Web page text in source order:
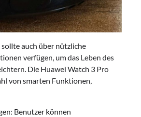
auch über nützliche
verfügen, um das Leben des
Die Huawei Watch 3 Pro
von smarten Funktionen,
Benutzer können